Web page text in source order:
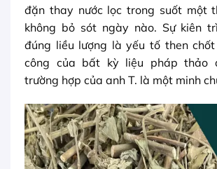
đặn thay nước lọc trong suốt một
không bỏ sót ngày nào. Sự kiên
đúng liều lượng là yếu tố then
công của bất kỳ liệu pháp thảo
trường hợp của anh T. là một minh